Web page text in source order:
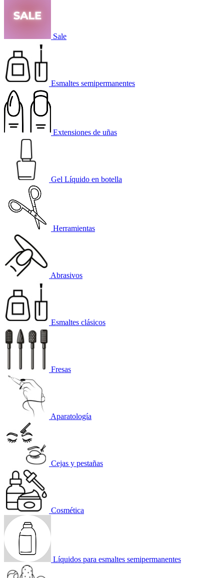
Sale
Esmaltes semipermanentes
Extensiones de uñas
Gel Líquido en botella
Herramientas
Abrasivos
Esmaltes clásicos
Fresas
Aparatología
Cejas y pestañas
Cosmética
Líquidos para esmaltes semipermanentes